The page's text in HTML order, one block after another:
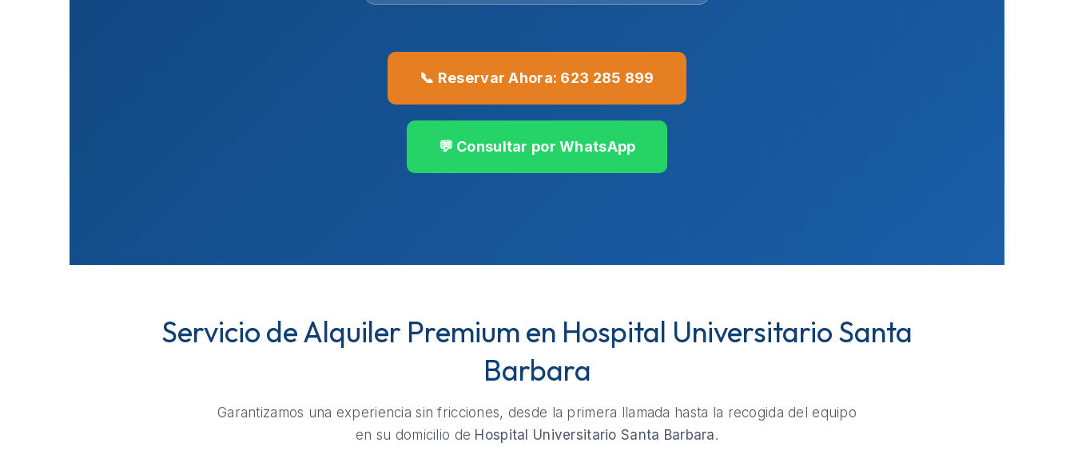
📞 Reservar Ahora: 623 285 899
💬 Consultar por WhatsApp
Servicio de Alquiler Premium en Hospital Universitario Santa
Barbara
Garantizamos una experiencia sin fricciones, desde la primera llamada hasta la recogida del equipo
en su domicilio de Hospital Universitario Santa Barbara.